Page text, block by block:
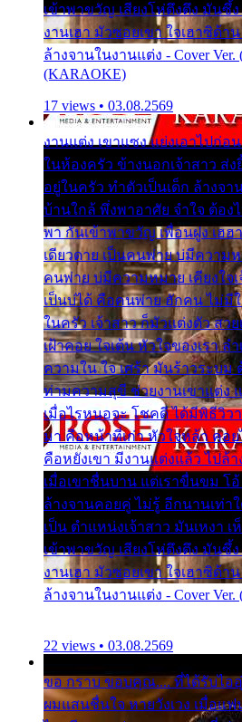
เข้าพาขวัญ เสียงโห่ตึงตึง มันซึ้
งานเฮา มัวซอยเขา ใจเฮาซิด้
ล้างจานในงานแต่ง - Cover
(KARAOKE)
17 views • 03.08.2569
งานแต่ง เขาแซง แย่งเอาไปก่
ในห้องครัว ข้างนอกเจ้าสาว ส่ง
อยู่ในครัว ทำตัวเป็นเด็ก ล้างจา
บ้านใกล้ พึ่งพาอาศัย จำใจ ต้อง
พา กันเข้าพาขวัญ เพื่อนฝูง เฮฮ
เดียวดาย เป็นคนพ่าย บ่มีความห
คนพ่าย บ่มีความหมาย เคียงใจเ
เป็นบ่ได้ คือคนพ่าย ฮักคน ไม่มี
ในครัว เจ้าสาว ก็มัวแต่งตัว สวย
เฝ้าคอย ใจเต้น หัวใจของเรา ล
ความใน ใจ เศร้า มันร้าวระบม
ท่ามความสุขี ช่วยงานเขาแต่ง
เมื่อไรหนอจะ โชคดี ได้มีพิธีวิว
มา คือหน้าที่เก่า หัวใจหล้า คอ
คือหยังเขา มีงานแต่งแล้ว ไปล้
เมื่อเขาชื่นบาน แต่เราขื่นขม โ
ล้างจานคอยคู่ ไม่รู้ อีกนานเท่า
เป็น ตำแหน่งเจ้าสาว มันเหงา
เข้าพาขวัญ เสียงโห่ตึงตึง มันซึ้
งานเฮา มัวซอยเขา ใจเฮาซิด้
ล้างจานในงานแต่ง - Cover
22 views • 03.08.2569
ขอ กราบ ขอบคุณ.... ที่ได้รับไอ
ผมแสนชื่นใจ หายวังเวง เมื่อแฟ